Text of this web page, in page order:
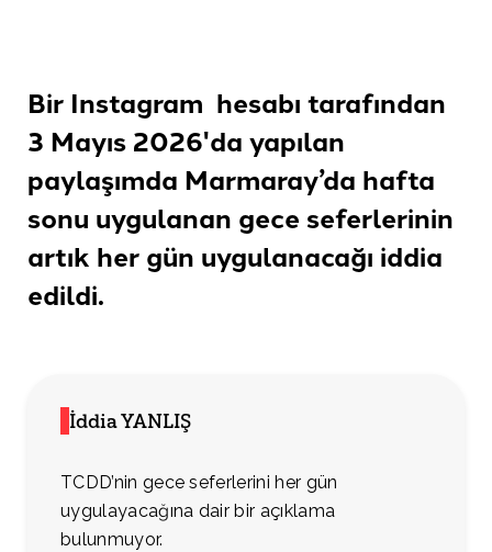
Bir Instagram hesabı tarafından
3 Mayıs 2026'da yapılan
paylaşımda Marmaray’da hafta
sonu uygulanan gece seferlerinin
artık her gün uygulanacağı iddia
edildi.
İddia YANLIŞ
TCDD’nin gece seferlerini her gün
uygulayacağına dair bir açıklama
bulunmuyor.